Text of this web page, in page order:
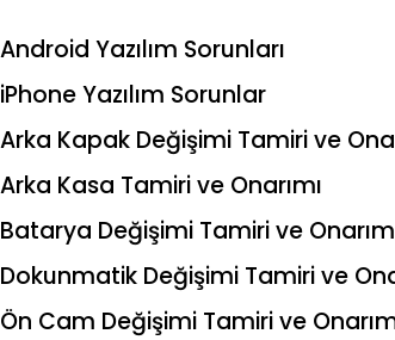
Android Yazılım Sorunları
iPhone Yazılım Sorunlar
Arka Kapak Değişimi Tamiri ve
Arka Kasa Tamiri ve Onarımı
Batarya Değişimi Tamiri ve
Dokunmatik Değişimi Tamiri ve
Ön Cam Değişimi Tamiri ve